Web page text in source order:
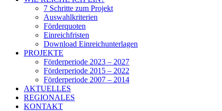
7 Schritte zum Projekt
Auswahlkriterien
Förderquoten
Einreichfristen
Download Einreichunterlagen
PROJEKTE
Förderperiode 2023 – 2027
Förderperiode 2015 – 2022
Förderperiode 2007 – 2014
AKTUELLES
REGIONALES
KONTAKT